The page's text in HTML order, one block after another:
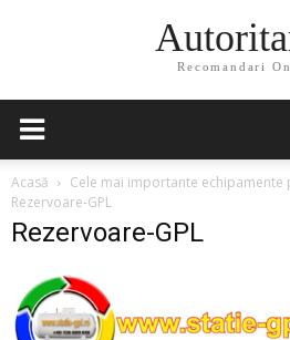
Recomandari
Acasă
Cele mai importante echipamente
Rezervoare-GPL
Rezervoare-GPL